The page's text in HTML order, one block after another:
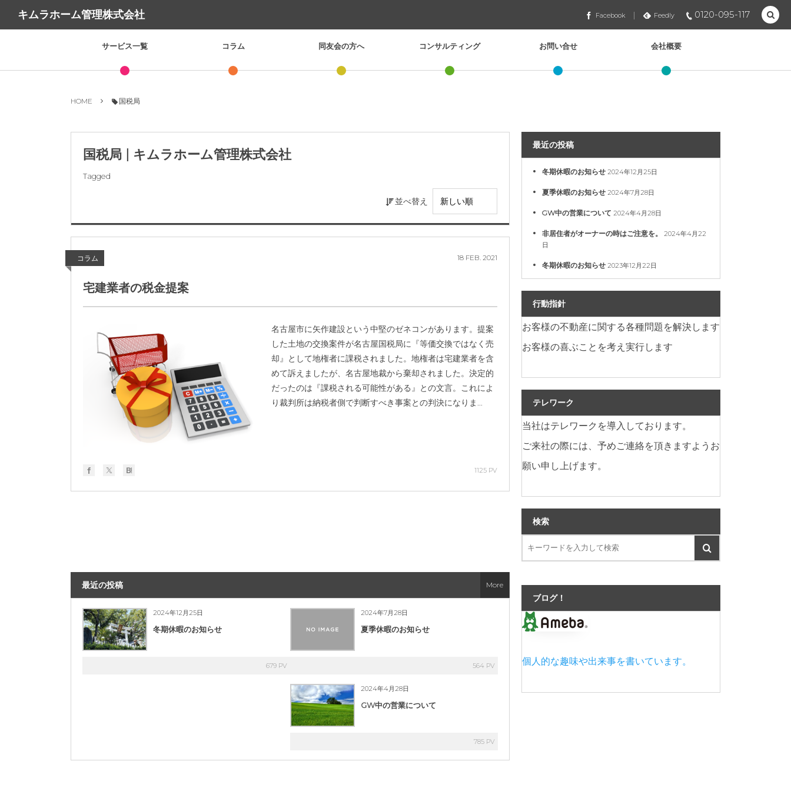
キムラホーム管理株式会社 0120-095-117
Facebook Feedly
サービス一覧 コラム 同友会の方へ コンサルティング お問い合せ 会社概要
HOME 国税局
国税局 | キムラホーム管理株式会社
Tagged
並べ替え
コラム 18 FEB. 2021
宅建業者の税金提案
名古屋市に矢作建設という中堅のゼネコンがあります。提案
した土地の交換案件が名古屋国税局に『等価交換ではなく売
却』として地権者に課税されました。地権者は宅建業者を含
めて訴えましたが、名古屋地裁から棄却されました。決定的
だったのは『課税される可能性がある』との文言。これによ
り裁判所は納税者側で判断すべき事案との判決になりま...
1125 PV
最近の投稿
2024年12月25日
冬期休暇のお知らせ
679 PV
2024年7月28日
夏季休暇のお知らせ
564 PV
2024年4月28日
GW中の営業について
785 PV
More
最近の投稿
冬期休暇のお知らせ 2024年12月25日
夏季休暇のお知らせ 2024年7月28日
GW中の営業について 2024年4月28日
非居住者がオーナーの時はご注意を。
2024年4月22
日
冬期休暇のお知らせ 2023年12月22日
行動指針
お客様の不動産に関する各種問題を解決します
お客様の喜ぶことを考え実行します
テレワーク
当社はテレワークを導入しております。
ご来社の際には、予めご連絡を頂きますようお
願い申し上げます。
検索
ブログ！
個人的な趣味や出来事を書いています。